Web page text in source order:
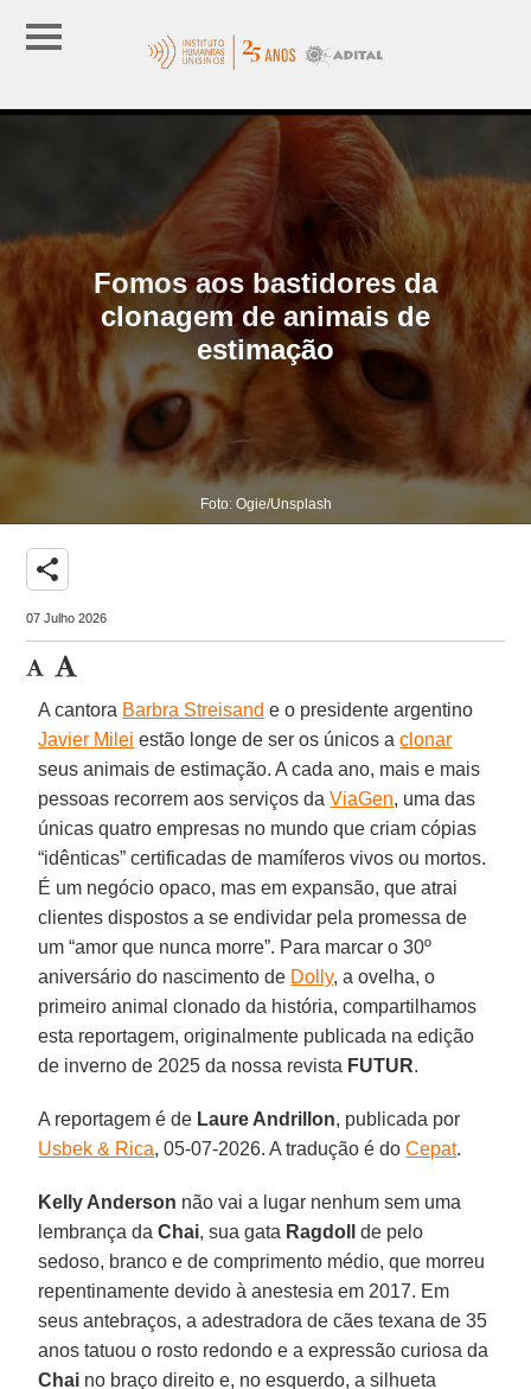
Fomos aos bastidores da
clonagem de animais de
estimação
Foto: Ogie/Unsplash
share
07 Julho 2026
A cantora Barbra Streisand e o presidente argentino
Javier Milei estão longe de ser os únicos aclonar
seus animais de estimação. A cada ano, mais e mais
pessoas recorrem aos serviços daViaGen, uma das
únicas quatro empresas no mundo que criam cópias
“idênticas” certificadas de mamíferos vivos ou mortos.
É um negócio opaco, mas em expansão, que atrai
clientes dispostos a se endividar pela promessa de
um “amor que nunca morre”. Para marcar o 30º
aniversário do nascimento de Dolly, a ovelha, o
primeiro animal clonado da história, compartilhamos
esta reportagem, originalmente publicada na edição
de inverno de 2025 da nossa revista FUTUR.
A reportagem é de Laure Andrillon, publicada por
Usbek & Rica, 05-07-2026. A tradução é doCepat.
Kelly Anderson não vai a lugar nenhum sem uma
lembrança daChai, sua gata Ragdoll
de pelo
sedoso, branco e de comprimento médio, que morreu
repentinamente devido à anestesia em 2017. Em
seus antebraços, a adestradora de cães texana de 35
anos tatuou o rosto redondo e a expressão curiosa da
Chai no braço direito e, no esquerdo, a silhueta